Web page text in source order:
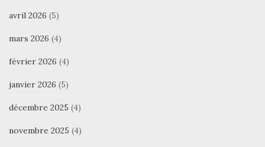
avril 2026 (5)
mars 2026 (4)
février 2026 (4)
janvier 2026 (5)
décembre 2025 (4)
novembre 2025 (4)